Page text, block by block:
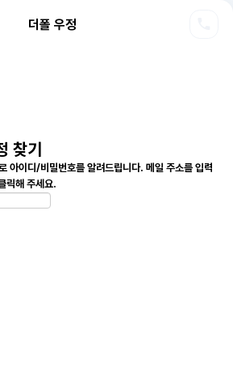
더폴 우정
찾기
아이디/비밀번호를 알려드립니다. 메일 주소를 입력
릭해 주세요.